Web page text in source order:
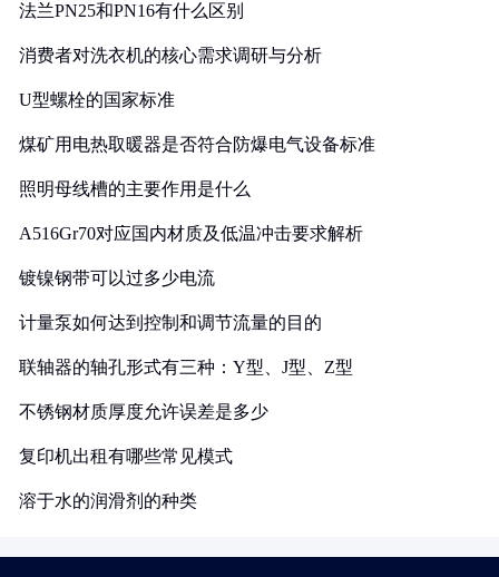
法兰PN25和PN16有什么区别
消费者对洗衣机的核心需求调研与分析
U型螺栓的国家标准
煤矿用电热取暖器是否符合防爆电气设备标准
照明母线槽的主要作用是什么
A516Gr70对应国内材质及低温冲击要求解析
镀镍钢带可以过多少电流
计量泵如何达到控制和调节流量的目的
联轴器的轴孔形式有三种：Y型、J型、Z型
不锈钢材质厚度允许误差是多少
复印机出租有哪些常见模式
溶于水的润滑剂的种类